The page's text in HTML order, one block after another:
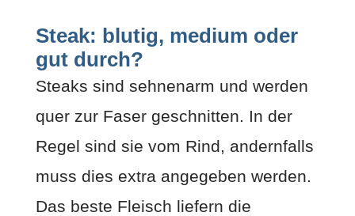
Steak: blutig, medium oder
gut durch?
Steaks sind sehnenarm und werden
quer zur Faser geschnitten. In der
Regel sind sie vom Rind, andernfalls
muss dies extra angegeben werden.
Das beste Fleisch liefern die